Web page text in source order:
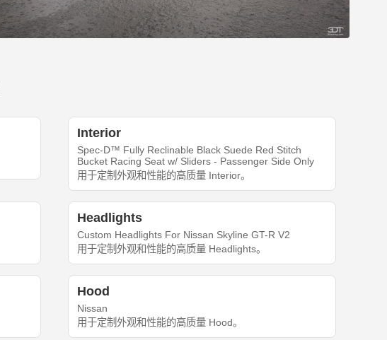
Interior
Spec-D™ Fully Reclinable Black Suede Red Stitch
Bucket Racing Seat w/ Sliders - Passenger Side Only
用于定制外观和性能的高质量 Interior。
Headlights
Custom Headlights For Nissan Skyline GT-R V2
用于定制外观和性能的高质量 Headlights。
Hood
Nissan
用于定制外观和性能的高质量 Hood。